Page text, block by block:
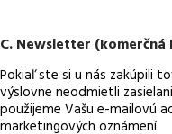
C. Newsletter (komerčná
Pokiaľ ste si u nás zakúpili
výslovne neodmietli
použijeme Vašu e-mailovú
marketingových oznámení.